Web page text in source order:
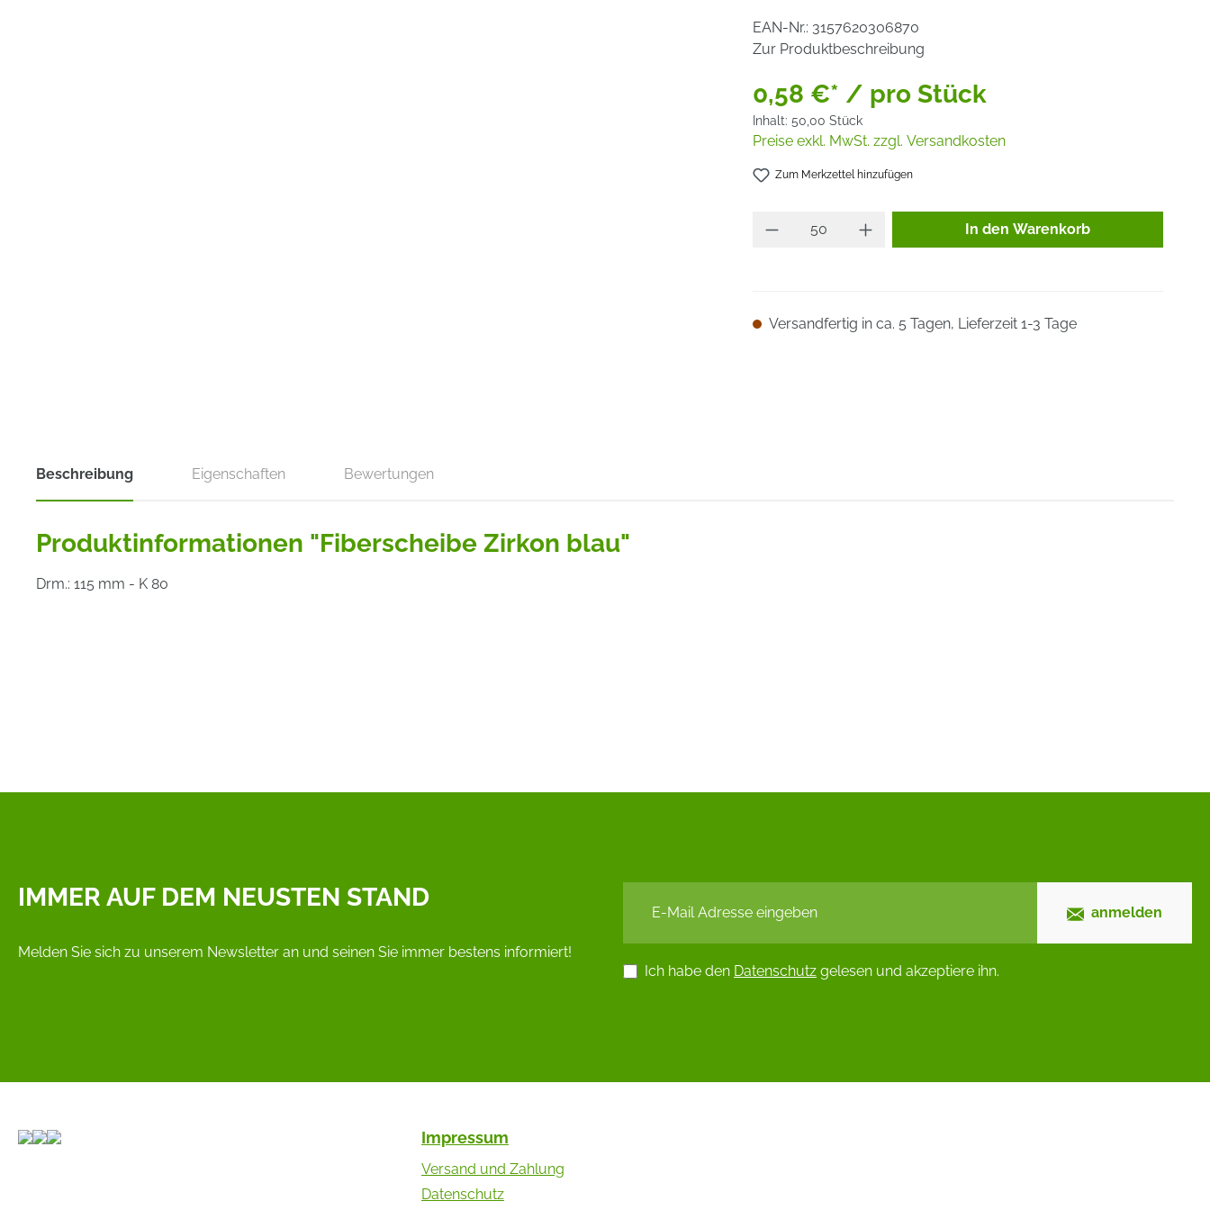
EAN-Nr.: 3157620306870
Zur Produktbeschreibung
0,58 €* / pro Stück
Inhalt: 50,00 Stück
Preise exkl. MwSt. zzgl. Versandkosten
Zum Merkzettel hinzufügen
Produkt Anzahl: Gib den
In den Warenkorb
Versandfertig in ca. 5 Tagen, Lieferzeit 1-3 Tage
Beschreibung Eigenschaften Bewertungen
Produktinformationen "Fiberscheibe Zirkon blau"
Drm.: 115 mm - K 80
IMMER AUF DEM NEUSTEN STAND
Melden Sie sich zu unserem Newsletter an und seinen Sie immer bestens informiert!
anmelden
Ich habe den Datenschutz gelesen und akzeptiere ihn.
Impressum
Versand und Zahlung
Datenschutz